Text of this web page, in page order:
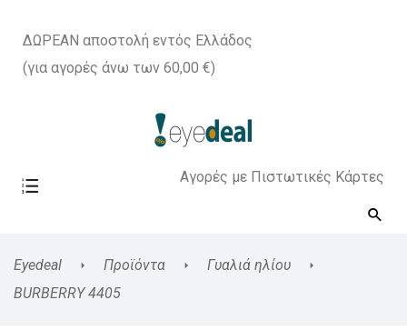
ΔΩΡΕΑΝ αποστολή εντός Ελλάδος
(για αγορές άνω των 60,00 €)
Αγορές με Πιστωτικές Κάρτες
Eyedeal Προϊόντα
Γυαλιά ηλίου
BURBERRY 4405